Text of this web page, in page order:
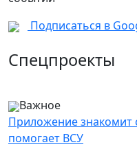
Подписаться в
Спецпроекты
Важное
Приложение знакомит
помогает ВСУ